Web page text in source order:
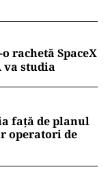
rachetă SpaceX
va studia
față de planul
operatori de